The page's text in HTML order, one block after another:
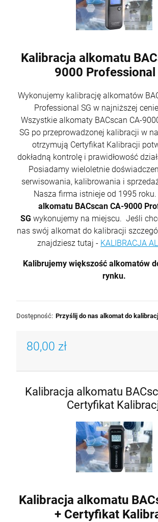
Kalibracja alkomatu
9000 Professional
Wykonujemy kalibrację alkomatów
Professional SG w najniższej
Wszystkie alkomaty BACscan CA-
SG po przeprowadzonej kalibracji w
otrzymują Certyfikat Kalibracji
dokładną kontrolę i prawidłowość
Posiadamy wieloletnie
serwisowania, kalibrowania i
Nasza firma istnieje od 1995 roku.
alkomatu BACscan CA-9000
SG wykonujemy na miejscu. Jeśli
nas swój alkomat do kalibracji
znajdziesz tutaj - KALIBRACJA
Kalibrujemy większość alkomatów
rynku.
Dostępność: Przyślij do nas alkomat do
80,00 zł
Kalibracja alkomatu
Certyfikat
Kalibracja alkomatu
+ Certyfikat